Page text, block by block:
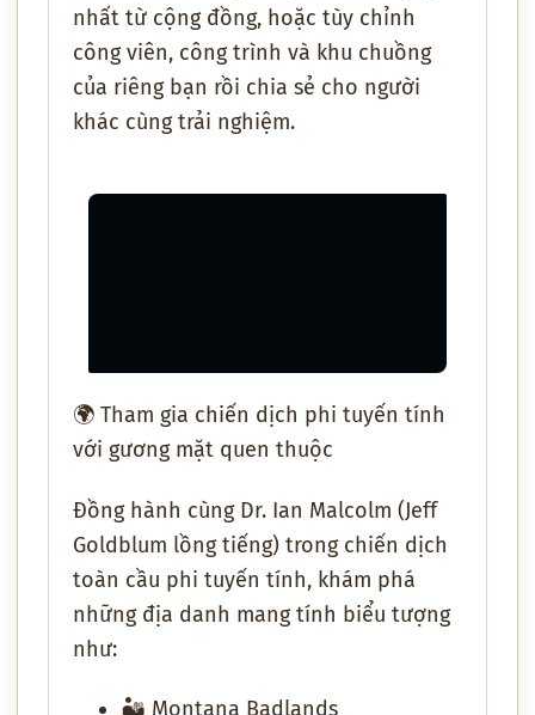
nhất từ cộng đồng, hoặc tùy chỉnh
công viên, công trình và khu chuồng
của riêng bạn rồi chia sẻ cho người
khác cùng trải nghiệm.
🌍 Tham gia chiến dịch phi tuyến tính
với gương mặt quen thuộc
Đồng hành cùng Dr. Ian Malcolm (Jeff
Goldblum lồng tiếng) trong chiến dịch
toàn cầu phi tuyến tính, khám phá
những địa danh mang tính biểu tượng
như:
🏜️ Montana Badlands